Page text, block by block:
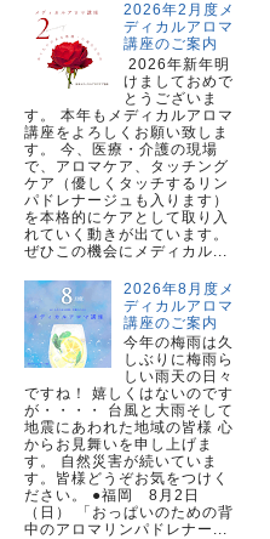
2026年2月度メ
ディカルアロマ
講座のご案内
2026年新年明
けましておめで
とうございま
す。 本年もメディカルアロマ
講座をよろしくお願い致しま
す。 今、医療・介護の現場
で、アロマケア、タッチング
ケア（優しくタッチするリン
パドレナージュも入ります）
を本格的にケアとして取り入
れていく動きが出ています。
ぜひこの機会にメディカル...
2026年8月度メ
ディカルアロマ
講座のご案内
今年の梅雨は久
しぶりに梅雨ら
しい雨天の日々
ですね！ 嬉しくはないのです
が・・・・ 台風と大雨そして
地震にあわれた地域の皆様 心
からお見舞いを申し上げま
す。 自然災害が続いていま
す。皆様どうぞお気をつけく
ださい。 ●福岡 8月2日
（日） 「おっぱいのための背
中のアロマリンパドレナー...